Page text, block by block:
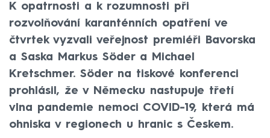
K opatrnosti a k rozumnosti při
rozvolňování karanténních opatření ve
čtvrtek vyzvali veřejnost premiéři Bavorska
a Saska Markus Söder a Michael
Kretschmer. Söder na tiskové konferenci
prohlásil, že v Německu nastupuje třetí
vlna pandemie nemoci COVID-19, která má
ohniska v regionech u hranic s Českem.